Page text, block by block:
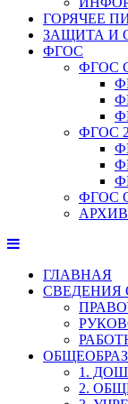
ГОРЯЧЕЕ
ЗАЩИТА И
ФГОС
ФГОС
ФГОС
ФГОС
ГЛАВНАЯ
СВЕДЕНИЯ
1.
2.